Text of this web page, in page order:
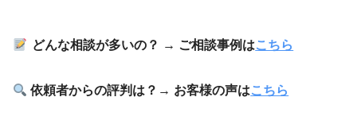
どんな相談が多いの？ → ご相談事例はこちら
依頼者からの評判は？→ お客様の声はこちら